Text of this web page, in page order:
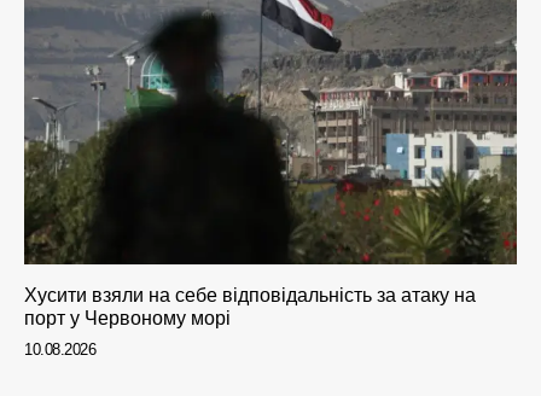
Хусити взяли на себе відповідальність за атаку на
порт у Червоному морі
10.08.2026